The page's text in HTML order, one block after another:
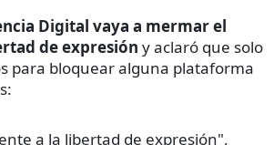
Digital vaya a mermar el
de expresión y aclaró que solo
para bloquear alguna plataforma
a la libertad de expresión",